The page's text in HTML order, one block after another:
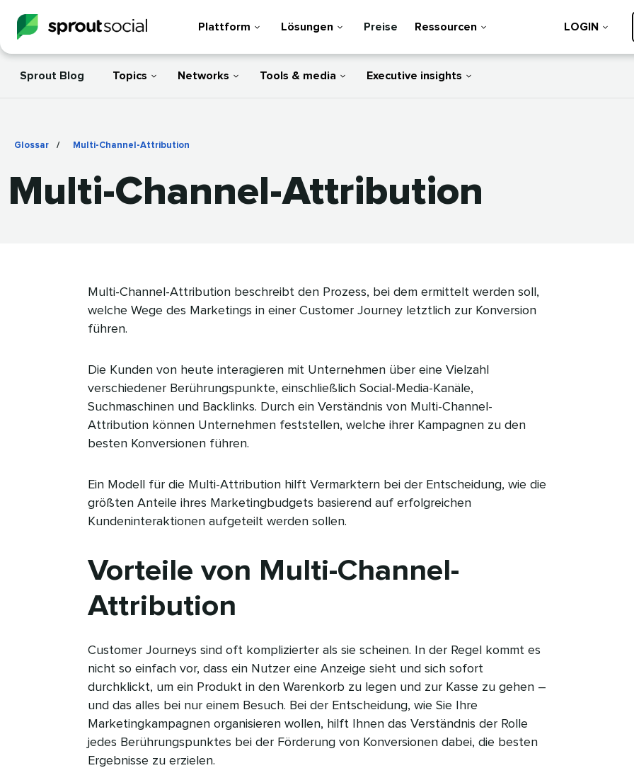
Plattform Lösungen Preise Ressourcen LOGIN
Sprout Blog Topics Networks Tools & media Executive insights
Glossar / Multi-Channel-Attribution
Multi-Channel-Attribution​​
Multi-Channel-Attribution beschreibt den Prozess, bei dem ermittelt werden soll,
welche Wege des Marketings in einer Customer Journey letztlich zur Konversion
führen.​​
Die Kunden von heute interagieren mit Unternehmen über eine Vielzahl
verschiedener Berührungspunkte, einschließlich Social-Media-Kanäle,
Suchmaschinen und Backlinks. Durch ein Verständnis von Multi-Channel-
Attribution können Unternehmen feststellen, welche ihrer Kampagnen zu den
besten Konversionen führen.​​
Ein Modell für die Multi-Attribution hilft Vermarktern bei der Entscheidung, wie die
größten Anteile ihres Marketingbudgets basierend auf erfolgreichen
Kundeninteraktionen aufgeteilt werden sollen.​​
Vorteile von Multi-Channel-
Attribution​​
Customer Journeys sind oft komplizierter als sie scheinen. In der Regel kommt es
nicht so einfach vor, dass ein Nutzer eine Anzeige sieht und sich sofort
durchklickt, um ein Produkt in den Warenkorb zu legen und zur Kasse zu gehen –
und das alles bei nur einem Besuch. Bei der Entscheidung, wie Sie Ihre
Marketingkampagnen organisieren wollen, hilft Ihnen das Verständnis der Rolle
jedes Berührungspunktes bei der Förderung von Konversionen dabei, die besten
Ergebnisse zu erzielen.​​